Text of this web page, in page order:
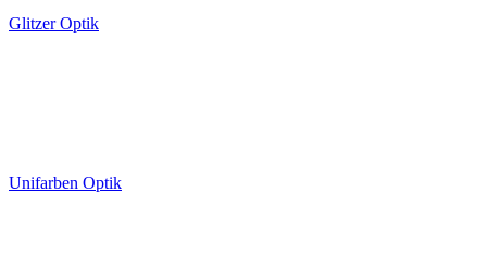
Glitzer Optik
Unifarben Optik